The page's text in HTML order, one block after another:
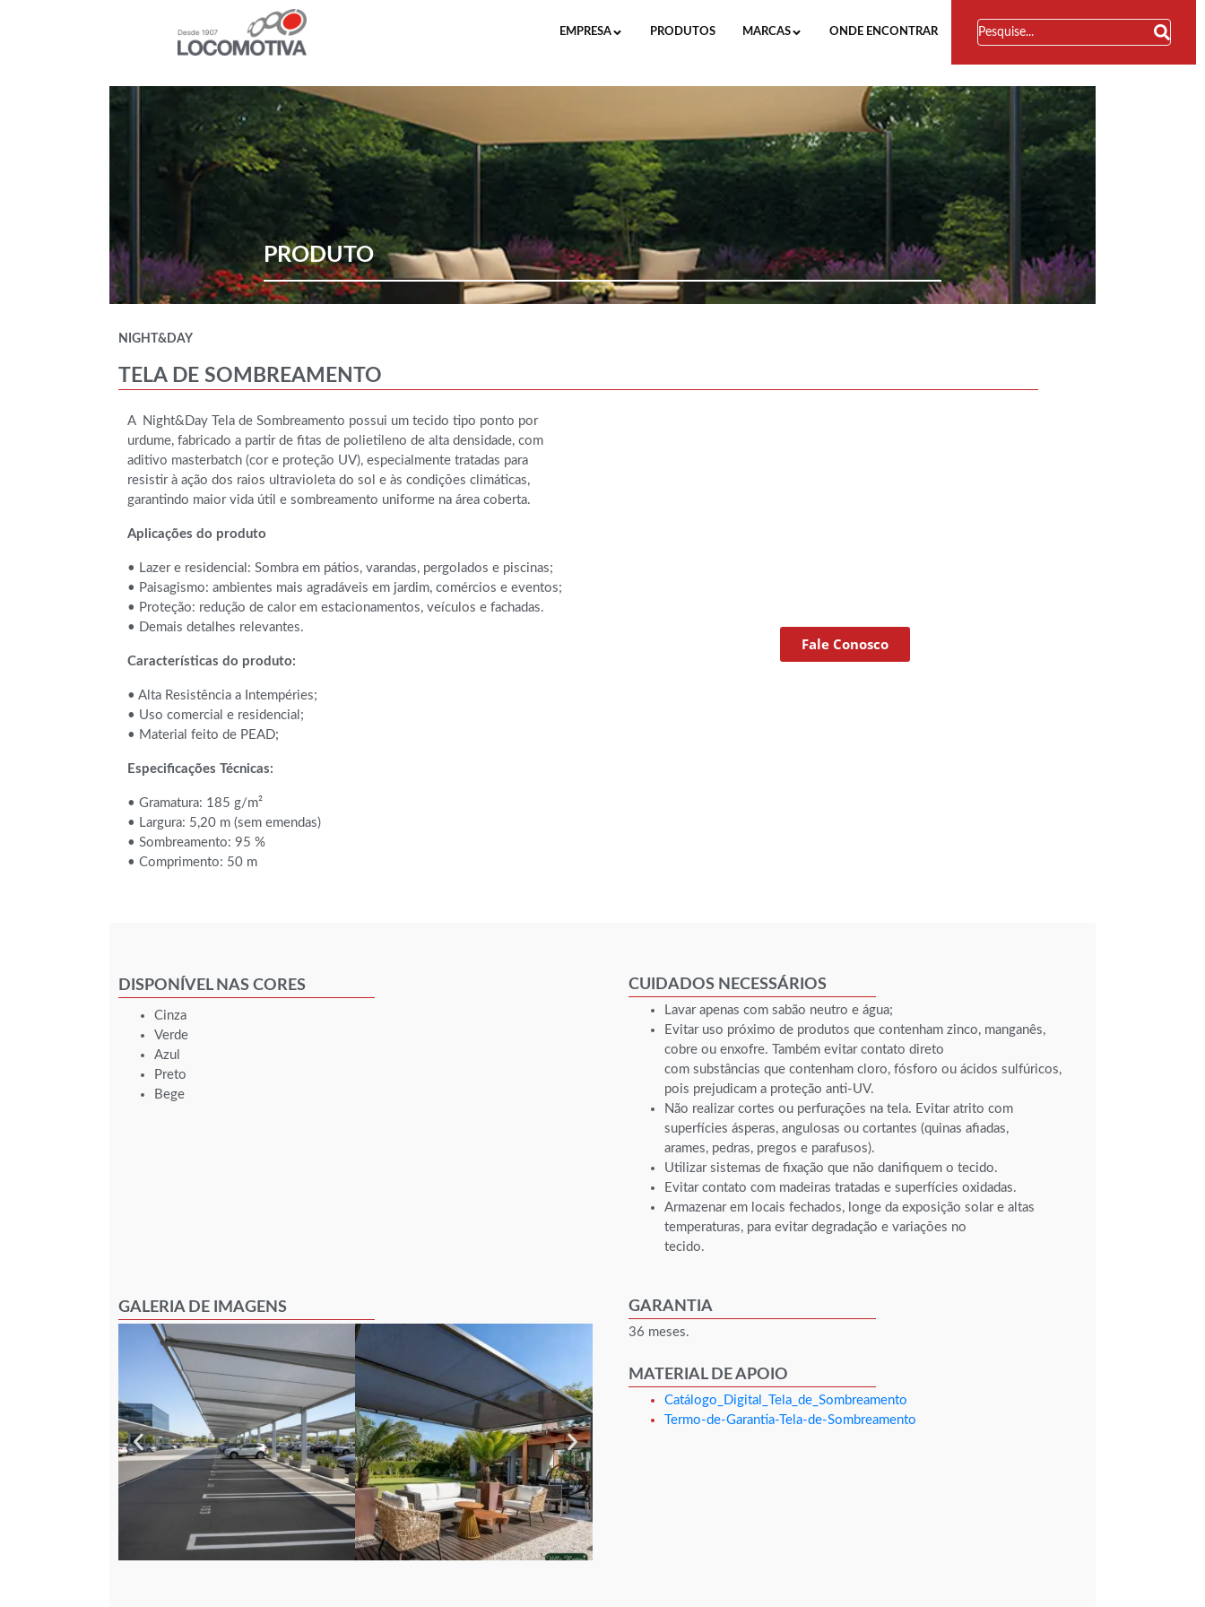
EMPRESA PRODUTOS MARCAS ONDE ENCONTRAR
PRODUTO
NIGHT&DAY
TELA DE SOMBREAMENTO
A Night&Day Tela de Sombreamento possui um tecido tipo ponto por
urdume, fabricado a partir de fitas de polietileno de alta densidade, com
aditivo masterbatch (cor e proteção UV), especialmente tratadas para
resistir à ação dos raios ultravioleta do sol e às condições climáticas,
garantindo maior vida útil e sombreamento uniforme na área coberta.
Aplicações do produto
• Lazer e residencial: Sombra em pátios, varandas, pergolados e piscinas;
• Paisagismo: ambientes mais agradáveis em jardim, comércios e eventos;
• Proteção: redução de calor em estacionamentos, veículos e fachadas.
• Demais detalhes relevantes.
Características do produto:
• Alta Resistência a Intempéries;
• Uso comercial e residencial;
• Material feito de PEAD;
Especificações Técnicas:
• Gramatura: 185 g/m²
• Largura: 5,20 m (sem emendas)
• Sombreamento: 95 %
• Comprimento: 50 m
Fale Conosco
DISPONÍVEL NAS CORES
Cinza
Verde
Azul
Preto
Bege
CUIDADOS NECESSÁRIOS
Lavar apenas com sabão neutro e água;
Evitar uso próximo de produtos que contenham zinco, manganês,
cobre ou enxofre. Também evitar contato direto
com substâncias que contenham cloro, fósforo ou ácidos sulfúricos,
pois prejudicam a proteção anti-UV.
Não realizar cortes ou perfurações na tela. Evitar atrito com
superfícies ásperas, angulosas ou cortantes (quinas afiadas,
arames, pedras, pregos e parafusos).
Utilizar sistemas de fixação que não danifiquem o tecido.
Evitar contato com madeiras tratadas e superfícies oxidadas.
Armazenar em locais fechados, longe da exposição solar e altas
temperaturas, para evitar degradação e variações no
tecido.
GALERIA DE IMAGENS GARANTIA
36 meses.
MATERIAL DE APOIO
Catálogo_Digital_Tela_de_Sombreamento
Termo-de-Garantia-Tela-de-Sombreamento